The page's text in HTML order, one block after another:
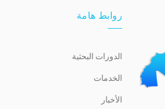
روابط هامة
الدورات البحثية
الخدمات
الأخبار